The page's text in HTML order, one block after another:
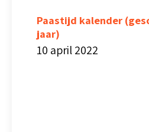
Paastijd kalender
jaar)
10 april 2022